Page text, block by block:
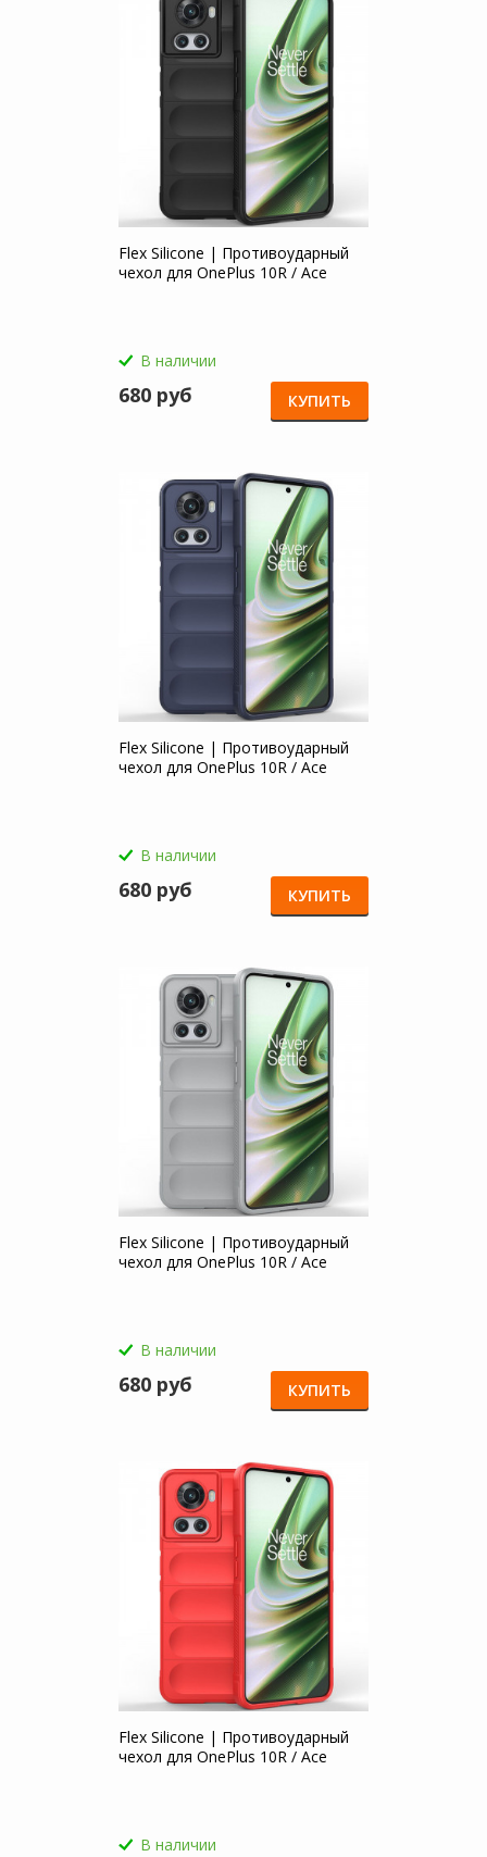
Flex Silicone | Противоударный
чехол для OnePlus 10R / Ace
В наличии
680 руб КУПИТЬ
Flex Silicone | Противоударный
чехол для OnePlus 10R / Ace
В наличии
680 руб КУПИТЬ
Flex Silicone | Противоударный
чехол для OnePlus 10R / Ace
В наличии
680 руб КУПИТЬ
Flex Silicone | Противоударный
чехол для OnePlus 10R / Ace
В наличии